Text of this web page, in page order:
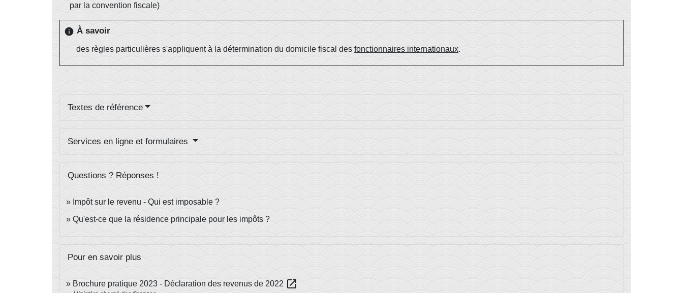
par la convention fiscale)
info À savoir
des règles particulières s'appliquent à la détermination du domicile fiscal des fonctionnaires internationaux.
Textes de référence
Services en ligne et formulaires
Questions ? Réponses !
Impôt sur le revenu - Qui est imposable ?
Qu'est-ce que la résidence principale pour les impôts ?
Pour en savoir plus
Brochure pratique 2023 - Déclaration des revenus de 2022 open_in_new